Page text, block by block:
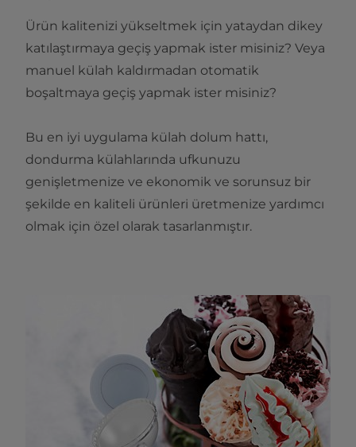
Ürün kalitenizi yükseltmek için yataydan dikey
katılaştırmaya geçiş yapmak ister misiniz? Veya
manuel külah kaldırmadan otomatik
boşaltmaya geçiş yapmak ister misiniz?
Bu en iyi uygulama külah dolum hattı,
dondurma külahlarında ufkunuzu
genişletmenize ve ekonomik ve sorunsuz bir
şekilde en kaliteli ürünleri üretmenize yardımcı
olmak için özel olarak tasarlanmıştır.